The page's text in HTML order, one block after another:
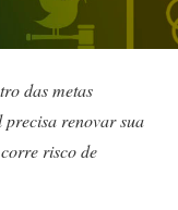
das metas
precisa renovar sua
risco de